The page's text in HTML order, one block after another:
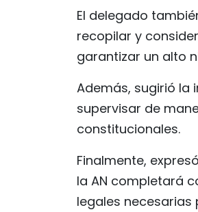
El delegado
recopilar y
garantizar un alto
Además, sugirió la
supervisar de
constitucionales.
Finalmente,
la AN completará
legales